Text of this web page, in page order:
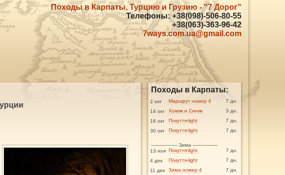
Походы в Карпаты, Турцию и Грузию - "7 Дорог"
Телефоны: +38(098)-506-80-55
+38(063)-363-96-42
7ways.com.ua@gmail.com
Походы в Карпаты:
2 окт Маршрут номер 4
7 дн.
14 окт
Хомяк и Синяк
3 дн.
16 окт
Покуття-light
7 дн.
30 окт
Покуття-light 7 дн.
------------------ Зима -----------------
13 ноя Покуття-light
7 дн.
4 дек
Покуття-light
7 дн.
11 дек
Зима номер 4
7 дн.